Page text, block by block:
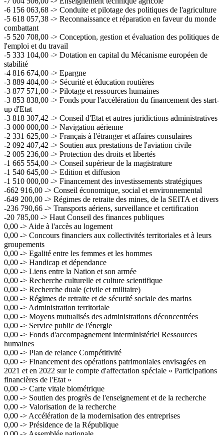
-6 156 063,68 -> Conduite et pilotage des politiques de l'agriculture
-5 618 057,38 -> Reconnaissance et réparation en faveur du monde
combattant
-5 520 708,00 -> Conception, gestion et évaluation des politiques de
l'emploi et du travail
-5 333 104,00 -> Dotation en capital du Mécanisme européen de
stabilité
-4 816 674,00 -> Epargne
-3 889 404,00 -> Sécurité et éducation routières
-3 877 571,00 -> Pilotage et ressources humaines
-3 853 838,00 -> Fonds pour l'accélération du financement des start-
up d'Etat
-3 818 307,42 -> Conseil d'Etat et autres juridictions administratives
-3 000 000,00 -> Navigation aérienne
-2 331 625,00 -> Français à l'étranger et affaires consulaires
-2 092 407,42 -> Soutien aux prestations de l'aviation civile
-2 005 236,00 -> Protection des droits et libertés
-1 665 554,00 -> Conseil supérieur de la magistrature
-1 540 645,00 -> Edition et diffusion
-1 510 000,00 -> Financement des investissements stratégiques
-662 916,00 -> Conseil économique, social et environnemental
-649 200,00 -> Régimes de retraite des mines, de la SEITA et divers
-236 790,66 -> Transports aériens, surveillance et certification
-20 785,00 -> Haut Conseil des finances publiques
0,00 -> Aide à l'accès au logement
0,00 -> Concours financiers aux collectivités territoriales et à leurs
groupements
0,00 -> Egalité entre les femmes et les hommes
0,00 -> Handicap et dépendance
0,00 -> Liens entre la Nation et son armée
0,00 -> Recherche culturelle et culture scientifique
0,00 -> Recherche duale (civile et militaire)
0,00 -> Régimes de retraite et de sécurité sociale des marins
0,00 -> Administration territoriale
0,00 -> Moyens mutualisés des administrations déconcentrées
0,00 -> Service public de l'énergie
0,00 -> Fonds d'accompagnement interministériel Ressources
humaines
0,00 -> Plan de relance Compétitivité
0,00 -> Financement des opérations patrimoniales envisagées en
2021 et en 2022 sur le compte d'affectation spéciale « Participations
financières de l'Etat »
0,00 -> Carte vitale biométrique
0,00 -> Soutien des progrès de l'enseignement et de la recherche
0,00 -> Valorisation de la recherche
0,00 -> Accélération de la modernisation des entreprises
0,00 -> Présidence de la République